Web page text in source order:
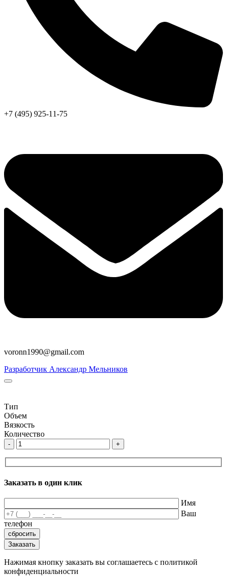
+7 (495) 925-11-75
voronn1990@gmail.com
Разработчик Александр Мельников
Тип
Объем
Вязкость
Количество
- +
Заказать в один клик
Имя
Ваш
телефон
Нажимая кнопку заказать вы соглашаетесь с политикой
конфиденциальности